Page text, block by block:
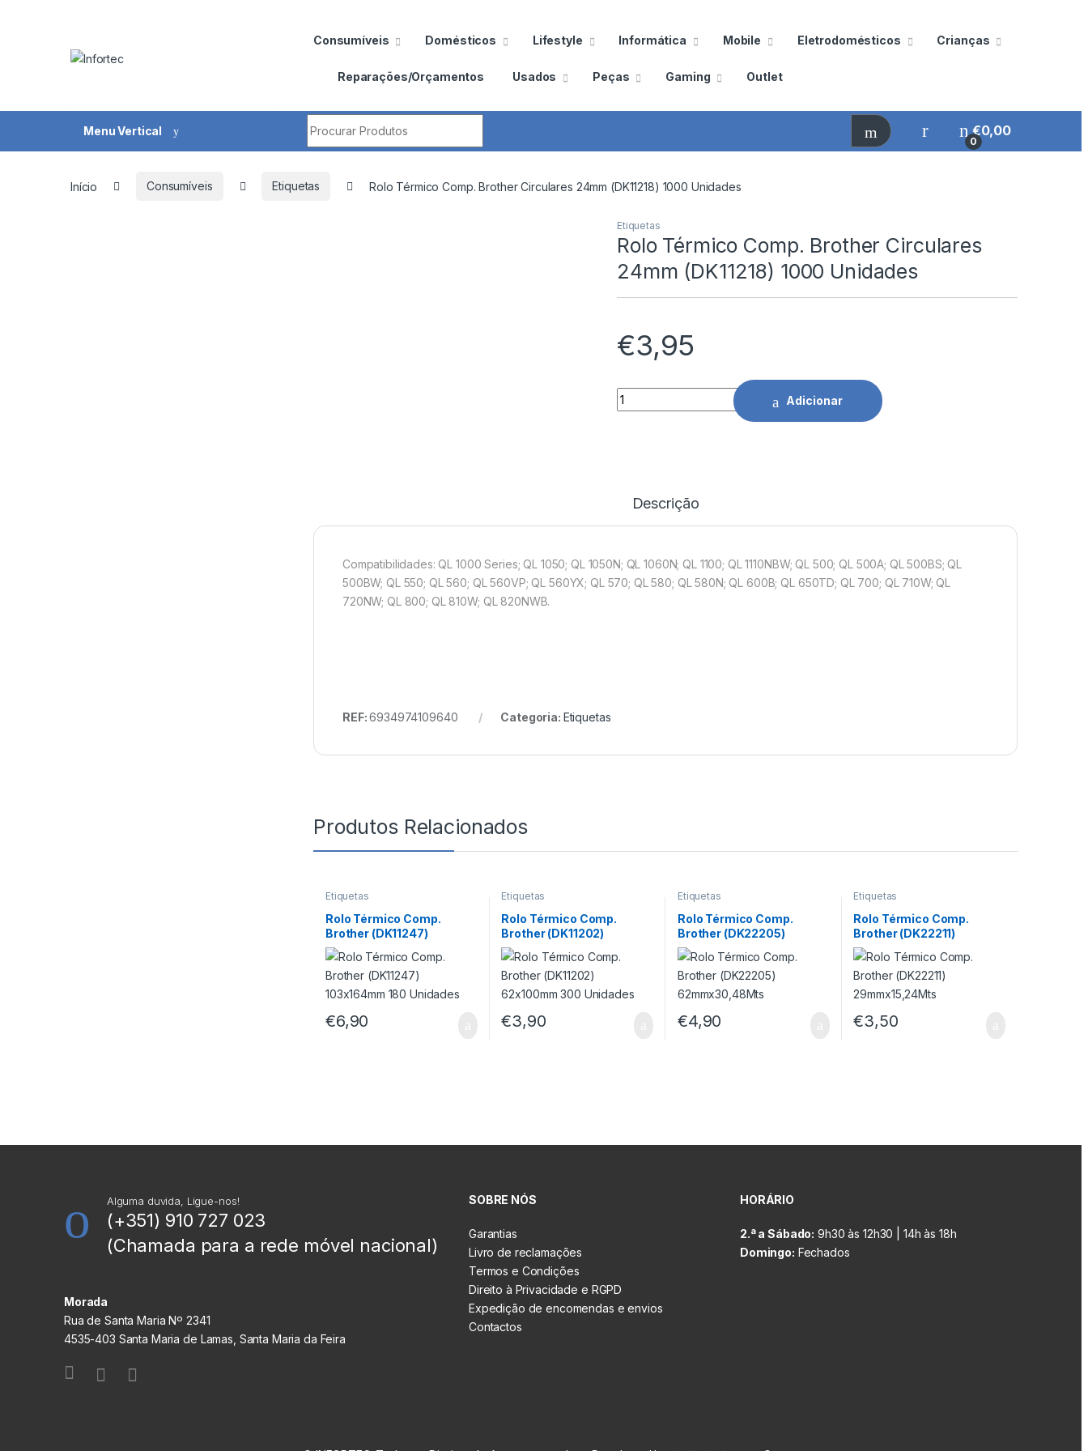
Consumíveis Domésticos Lifestyle Informática Mobile Eletrodomésticos Crianças
Reparações/Orçamentos Usados Peças Gaming Outlet
Menu Vertical
0
€0,00
Início Consumíveis Etiquetas Rolo Térmico Comp. Brother Circulares 24mm (DK11218) 1000 Unidades
Etiquetas
Rolo Térmico Comp. Brother Circulares
24mm (DK11218) 1000 Unidades
€3,95
Rolo Térmico Comp. Brother Circulares 24mm (DK11218) 1000 Unidades
Adicionar
Descrição
Compatibilidades: QL 1000 Series; QL 1050; QL 1050N; QL 1060N; QL 1100; QL 1110NBW; QL 500; QL 500A; QL 500BS; QL
500BW; QL 550; QL 560; QL 560VP; QL 560YX; QL 570; QL 580; QL 580N; QL 600B; QL 650TD; QL 700; QL 710W; QL
720NW; QL 800; QL 810W; QL 820NWB.
REF:6934974109640 Categoria: Etiquetas
Produtos Relacionados
Etiquetas
Rolo Térmico Comp.
Brother (DK11247)
103x164mm 180 Unidades
€6,90
Etiquetas
Rolo Térmico Comp.
Brother (DK11202)
62x100mm 300 Unidades
€3,90
Etiquetas
Rolo Térmico Comp.
Brother (DK22205)
62mmx30,48Mts
€4,90
Etiquetas
Rolo Térmico Comp.
Brother (DK22211)
29mmx15,24Mts
€3,50
Alguma duvida, Ligue-nos!
(+351) 910 727 023
(Chamada para a rede móvel nacional)
Morada
Rua de Santa Maria Nº 2341
4535-403 Santa Maria de Lamas, Santa Maria da Feira
SOBRE NÓS
Garantias
Livro de reclamações
Termos e Condições
Direito à Privacidade e RGPD
Expedição de encomendas e envios
Contactos
HORÁRIO
2.ª a Sábado: 9h30 às 12h30 | 14h às 18h
Domingo: Fechados